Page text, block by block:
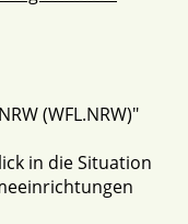
(WFL.NRW)"
in die Situation